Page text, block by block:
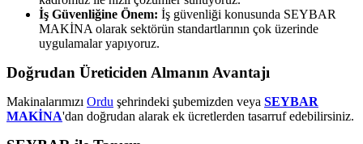
İş Güvenliğine Önem: İş güvenliği konusunda SEYBAR
MAKİNA olarak sektörün standartlarının çok üzerinde
uygulamalar yapıyoruz.
Doğrudan Üreticiden Almanın Avantajı
Makinalarımızı Ordu şehrindeki şubemizden veya SEYBAR
MAKİNA'dan doğrudan alarak ek ücretlerden tasarruf edebilirsiniz.